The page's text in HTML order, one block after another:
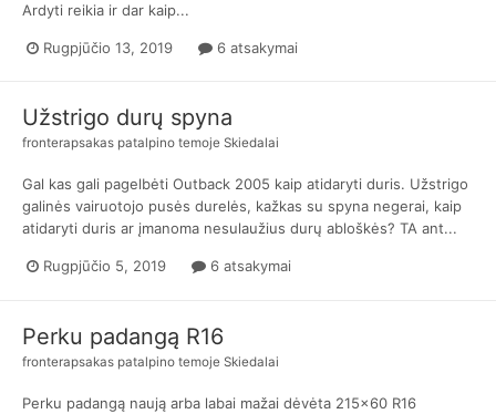
Ardyti reikia ir dar kaip...
Rugpjūčio 13, 2019 6 atsakymai
Užstrigo durų spyna
fronterapsakas patalpino temoje Skiedalai
Gal kas gali pagelbėti Outback 2005 kaip atidaryti duris. Užstrigo
galinės vairuotojo pusės durelės, kažkas su spyna negerai, kaip
atidaryti duris ar įmanoma nesulaužius durų abloškės? TA ant...
Rugpjūčio 5, 2019 6 atsakymai
Perku padangą R16
fronterapsakas patalpino temoje Skiedalai
Perku padangą naują arba labai mažai dėvėta 215x60 R16